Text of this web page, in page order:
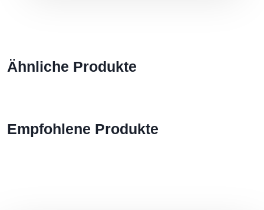
Ähnliche Produkte
Empfohlene Produkte